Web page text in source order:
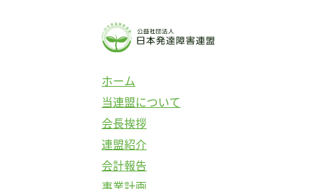
ホーム
当連盟について
会長挨拶
連盟紹介
会計報告